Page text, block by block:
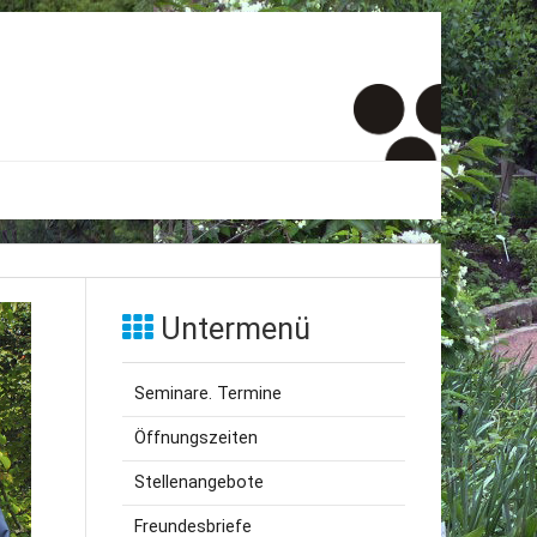
Menschen
Untermenü
Seminare. Termine
Öffnungszeiten
Stellenangebote
Freundesbriefe